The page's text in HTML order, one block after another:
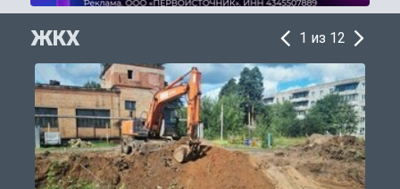
ЖКХ 1 из 12